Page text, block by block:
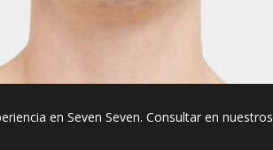
en Seven Seven. Consultar en nuestros